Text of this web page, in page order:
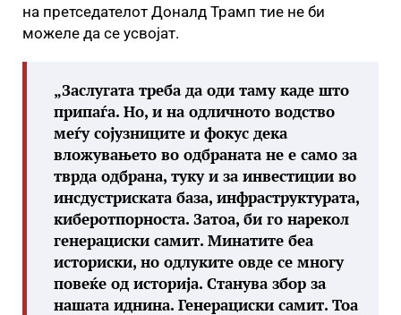
на претседателот Доналд Трамп тие не би
можеле да се усвојат.
„Заслугата треба да оди таму каде што
припаѓа. Но, и на одличното водство
меѓу сојузниците и фокус дека
вложувањето во одбраната не е само за
тврда одбрана, туку и за инвестиции во
инсдустриската база, инфраструктурата,
киберотпорноста. Затоа, би го нарекол
генерациски самит. Минатите беа
историски, но одлуките овде се многу
повеќе од историја. Станува збор за
нашата иднина. Генерациски самит. Тоа